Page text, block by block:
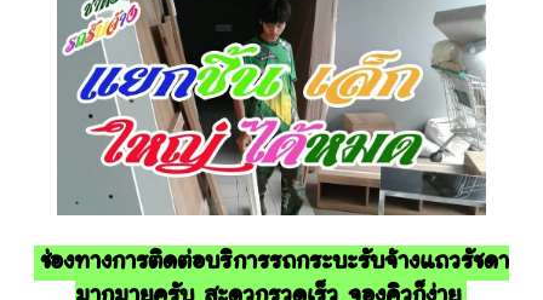
ช่องทางการติดต่อบริการรถกระบะรับจ้างแถวรัชดา